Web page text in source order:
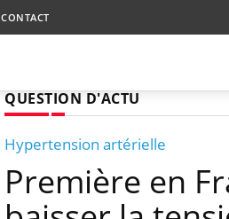
CONTACT
QUESTION D'ACTU
Hypertension artérielle
Première en